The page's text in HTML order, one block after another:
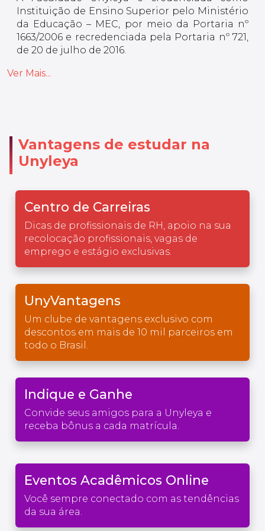
Instituição de Ensino Superior pelo Ministério
da Educação – MEC, por meio da Portaria nº
1663/2006 e recredenciada pela Portaria nº 721,
de 20 de julho de 2016.
Ver Mais...
Vantagens de estudar na
Unyleya
Centro de Carreiras
Dicas de profissionais de RH, apoio na sua
recolocação profissionais, vagas de
emprego e estágio exclusivas.
UnyVantagens
Um clube de vantagens exclusivo com
descontos em mais de 10 mil parceiros em
todo o Brasil.
Indique e Ganhe
Convide seus amigos para a Unyleya e
receba bônus a cada matrícula.
Eventos Acadêmicos Online
Você sempre conectado com as tendências
da sua área.